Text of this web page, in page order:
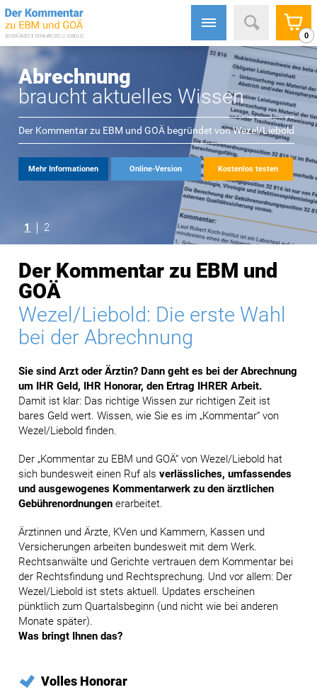
0
1 2
Abrechnung
braucht aktuelles Wissen
Der Kommentar zu EBM und GOÄ begründet vonWezel/Liebold
Mehr Informationen Online-Version Kostenlos testen
Der Kommentar zu EBM und
GOÄ
Wezel/Liebold: Die erste Wahl
bei der Abrechnung
Sie sind Arzt oder Ärztin? Dann geht es bei der Abrechnung
um IHR Geld, IHR Honorar, den Ertrag IHRER Arbeit.
Damit ist klar: Das richtige Wissen zur richtigen Zeit ist
bares Geld wert. Wissen, wie Sie es im „Kommentar“ von
Wezel/Liebold finden.
Der „Kommentar zu EBM und GOÄ“ von Wezel/Liebold hat
sich bundesweit einen Ruf als verlässliches, umfassendes
und ausgewogenes Kommentarwerk zu den ärztlichen
Gebührenordnungen erarbeitet.
Ärztinnen und Ärzte, KVen und Kammern, Kassen und
Versicherungen arbeiten bundesweit mit dem Werk.
Rechtsanwälte und Gerichte vertrauen dem Kommentar bei
der Rechtsfindung und Rechtsprechung. Und vor allem: Der
Wezel/Liebold ist stets aktuell. Updates erscheinen
pünktlich zum Quartalsbeginn (und nicht wie bei anderen
Monate später).
Was bringt Ihnen das?
Volles Honorar